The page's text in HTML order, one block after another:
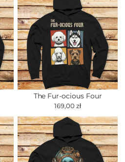
The Fur-ocious Four
169,00 zł